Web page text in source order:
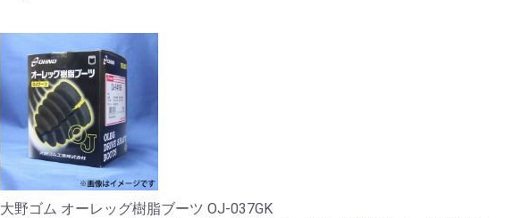
大野ゴム オーレッグ樹脂ブーツ OJ-037GK